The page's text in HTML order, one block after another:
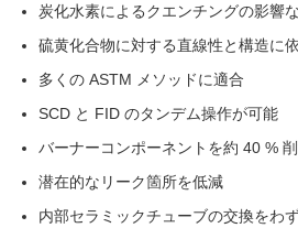
炭化水素によるクエンチングの影響
硫黄化合物に対する直線性と構造に
多くの ASTM メソッドに適合
SCD と FID のタンデム操作が可能
バーナーコンポーネントを約 40 %
潜在的なリーク箇所を低減
内部セラミックチューブの交換をわ